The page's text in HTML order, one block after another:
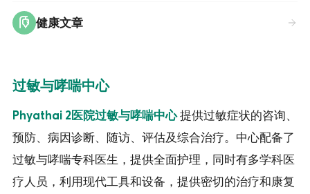
健康文章
过敏与哮喘中心
Phyathai 2医院过敏与哮喘中心提供过敏症状的咨询、
预防、病因诊断、随访、评估及综合治疗。中心配备了
过敏与哮喘专科医生，提供全面护理，同时有多学科医
疗人员，利用现代工具和设备，提供密切的治疗和康复